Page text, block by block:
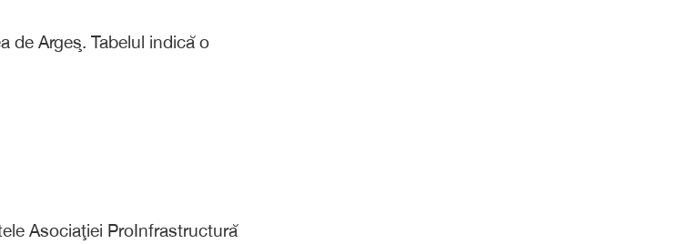
de Argeş. Tabelul indică o
Asociaţiei ProInfrastructură